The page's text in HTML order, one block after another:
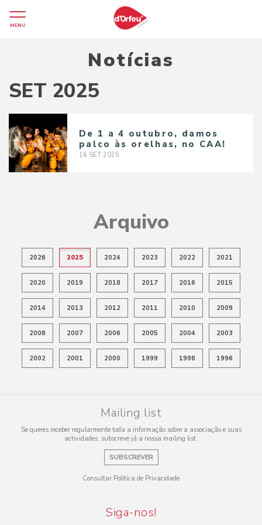
MENU
Notícias
SET 2025
De 1 a 4 outubro, damos
palco às orelhas, no CAA!
16 SET 2025
Arquivo
2026 2025 2024 2023 2022 2021
2020 2019 2018 2017 2016 2015
2014 2013 2012 2011 2010 2009
2008 2007 2006 2005 2004 2003
2002 2001 2000 1999 1998 1996
Mailing list
Se queres receber regularmente toda a informação sobre a associação e suas
actividades, subscreve já a nossa mailing list.
SUBSCREVER
Consultar Política de Privacidade
Siga-nos!